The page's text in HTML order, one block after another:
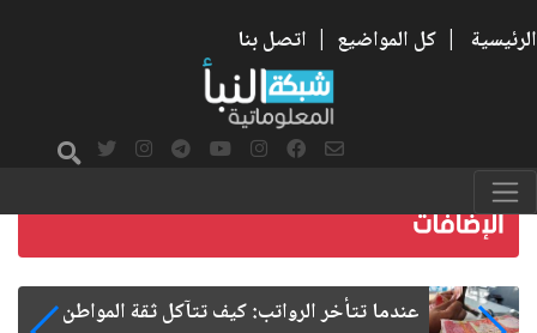
الرئيسية | كل المواضيع | اتصل بنا
صمت الطريق بعد الأربعين